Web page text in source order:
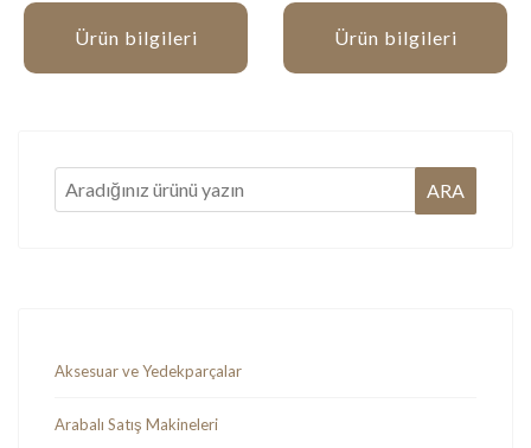
Ürün bilgileri Ürün bilgileri
Aksesuar ve Yedekparçalar
Arabalı Satış Makineleri